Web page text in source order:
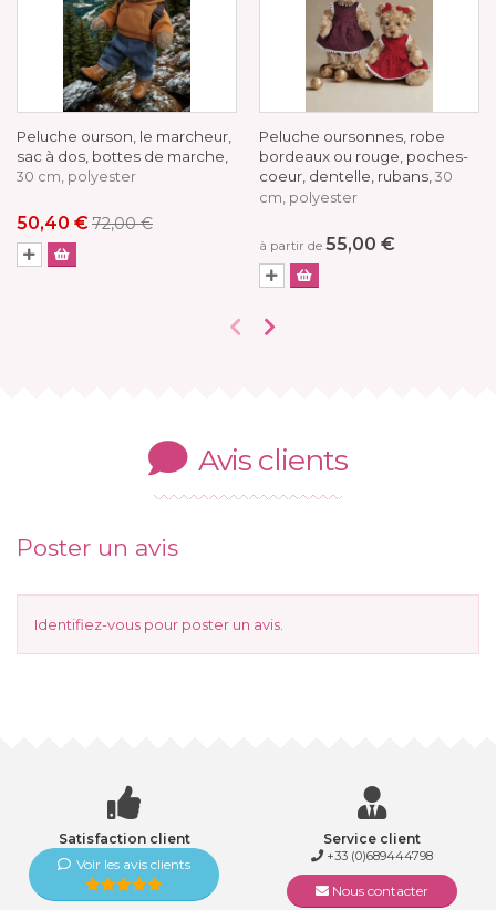
Peluche ourson, le marcheur,
sac à dos, bottes de marche,
30 cm, polyester
50,40 €72,00 €
Peluche oursonnes, robe
bordeaux ou rouge, poches-
coeur, dentelle, rubans, 30
cm, polyester
à partir de 55,00 €
Avis clients
Poster un avis
Identifiez-vous pour poster un avis.
Satisfaction client
Voir les avis clients
Service client
+33 (0)689444798
Nous contacter